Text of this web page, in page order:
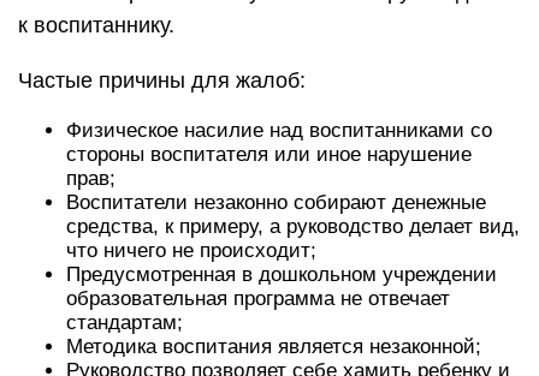
к воспитаннику.
Частые причины для жалоб:
Физическое насилие над воспитанниками со
стороны воспитателя или иное нарушение
прав;
Воспитатели незаконно собирают денежные
средства, к примеру, а руководство делает вид,
что ничего не происходит;
Предусмотренная в дошкольном учреждении
образовательная программа не отвечает
стандартам;
Методика воспитания является незаконной;
Руководство позволяет себе хамить ребенку и